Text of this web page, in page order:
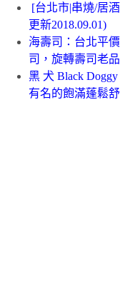
[台北市|串燒/居
更新2018.09.01)
海壽司 ： 台北平
司，旋轉壽司老
黑 犬 Black Doggy
有名的飽滿蓬鬆